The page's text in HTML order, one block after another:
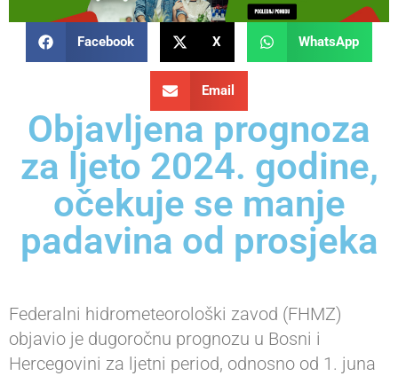
Facebook X WhatsApp
Email
Objavljena prognoza
za ljeto 2024. godine,
očekuje se manje
padavina od prosjeka
Federalni hidrometeorološki zavod (FHMZ)
objavio je dugoročnu prognozu u Bosni i
Hercegovini za ljetni period, odnosno od 1. juna